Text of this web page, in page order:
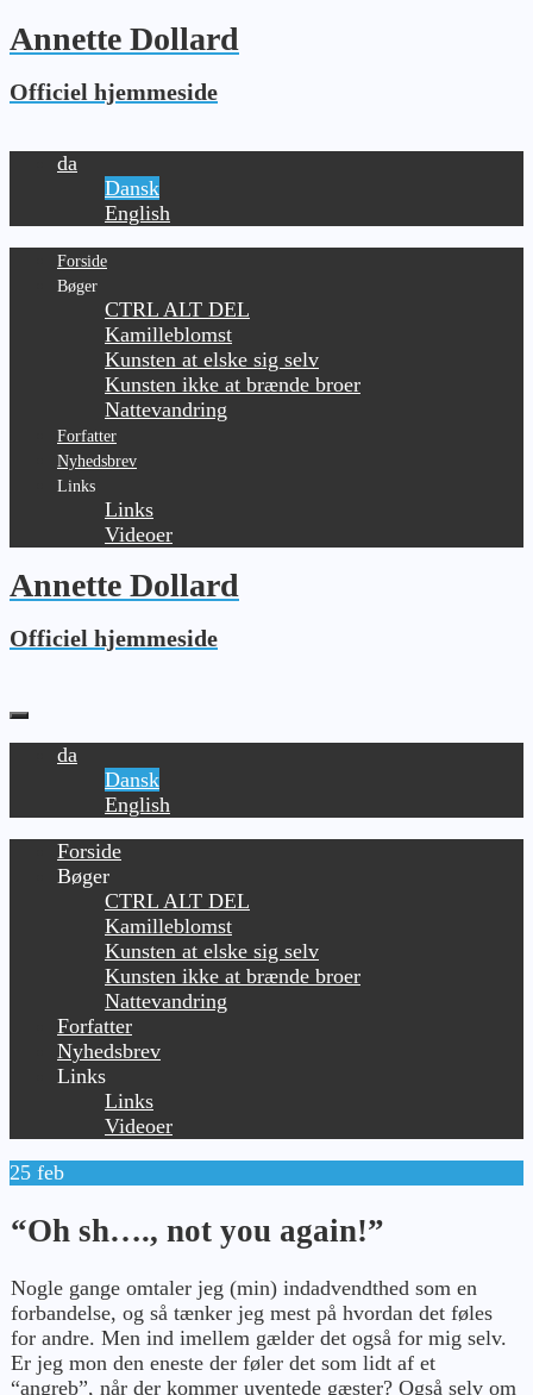
Annette Dollard
Officiel hjemmeside
da
Dansk
English
Forside
Bøger
CTRL ALT DEL
Kamilleblomst
Kunsten at elske sig selv
Kunsten ikke at brænde broer
Nattevandring
Forfatter
Nyhedsbrev
Links
Links
Videoer
Annette Dollard
Officiel hjemmeside
da
Dansk
English
Forside
Bøger
CTRL ALT DEL
Kamilleblomst
Kunsten at elske sig selv
Kunsten ikke at brænde broer
Nattevandring
Forfatter
Nyhedsbrev
Links
Links
Videoer
25 feb
“Oh sh…., not you again!”
Nogle gange omtaler jeg (min) indadvendthed som en
forbandelse, og så tænker jeg mest på hvordan det føles
for andre. Men ind imellem gælder det også for mig selv.
Er jeg mon den eneste der føler det som lidt af et
“angreb”, når der kommer uventede gæster? Også selv om